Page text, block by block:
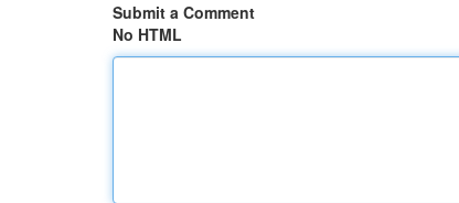
Submit a Comment
No HTML